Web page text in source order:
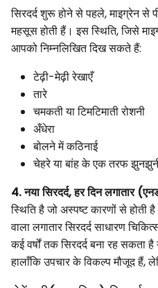
सिरदर्द शुरू होने से पहले, माइग्रेन से
महसूस होती हैं। इस स्थिति, जिसे
आपको निम्नलिखित दिख सकते हैं:
टेढ़ी-मेढ़ी रेखाएँ
तारे
चमकती या टिमटिमाती रोशनी
अँधेरा
बोलने में कठिनाई
चेहरे या बांह के एक तरफ
4. नया सिरदर्द, हर दिन लगातार
स्थिति है जो अस्पष्ट कारणों से होती
वाला लगातार सिरदर्द साधारण
कई वर्षों तक सिरदर्द बना रह सकता
हालाँकि उपचार के विकल्प मौजूद हैं,